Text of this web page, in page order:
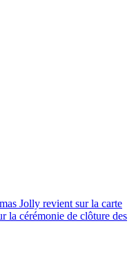
Jolly revient sur la carte
la cérémonie de clôture des